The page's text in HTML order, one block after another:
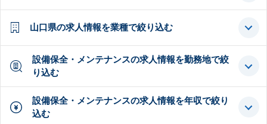
山口県の求人情報を業種で絞り込む
設備保全・メンテナンスの求人情報を勤務地で絞
り込む
設備保全・メンテナンスの求人情報を年収で絞り
込む